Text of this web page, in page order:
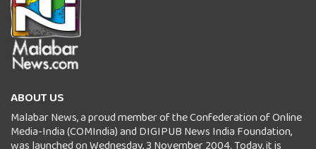
ABOUT US
Malabar News, a proud member of the Confederation of Online
Media-India (COMIndia) and DIGIPUB News India Foundation,
was launched on Wednesday, 3 November 2004. Today, it is